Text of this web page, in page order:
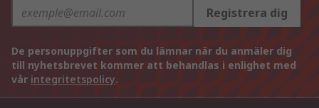
Registrera dig
De personuppgifter som du lämnar när du anmäler dig
till nyhetsbrevet kommer att behandlas i enlighet med
vår integritetspolicy.